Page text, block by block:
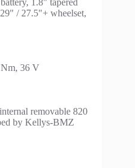
1.8" tapered
/ 27.5"+ wheelset,
36 V
removable 820
by Kellys-BMZ